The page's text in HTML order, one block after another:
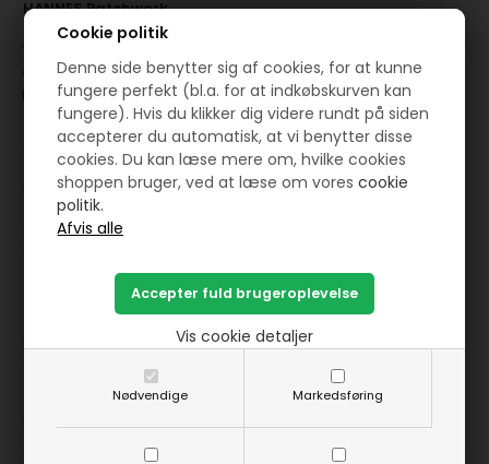
Cookie politik
Denne side benytter sig af cookies, for at kunne
fungere perfekt (bl.a. for at indkøbskurven kan
fungere). Hvis du klikker dig videre rundt på siden
accepterer du automatisk, at vi benytter disse
cookies. Du kan læse mere om, hvilke cookies
shoppen bruger, ved at læse om vorescookie
politik.
Nødvendige Markedsføring
Vis cookie detaljer
HANNES Patchwork
Jernbanegade 12 - 8881 Thorsø
( +45 ) 29 87 10 74
mail@hannespatchwork.dk
CVR: 27275265
Fysisk butik:
SØNDAG FRA KL 10 TIL KL 15
MANDAG FRA KL 14 TIL KL 17
Information
Gratis guf og inspiration